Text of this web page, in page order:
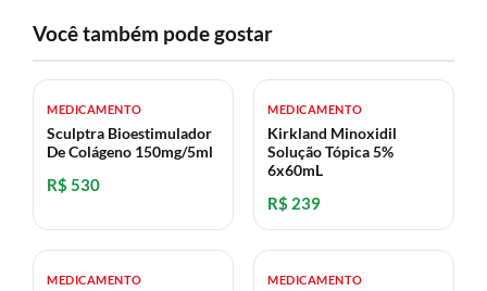
Você também pode gostar
MEDICAMENTO
Sculptra Bioestimulador
De Colágeno 150mg/5ml
R$ 530
MEDICAMENTO
Kirkland Minoxidil
Solução Tópica 5%
6x60mL
R$ 239
MEDICAMENTO MEDICAMENTO